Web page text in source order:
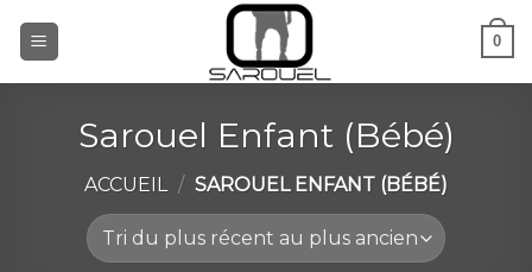
0
Sarouel Enfant (Bébé)
ACCUEIL / SAROUEL ENFANT (BÉBÉ)